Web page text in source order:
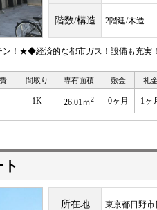
階数/構造 2階建/木造
ン！★◆経済的な都市ガス！設備も充実
間取り 専有面積 敷金 礼
1K 26.01ｍ2 0ヶ月 1ヶ
所在地 東京都日野市